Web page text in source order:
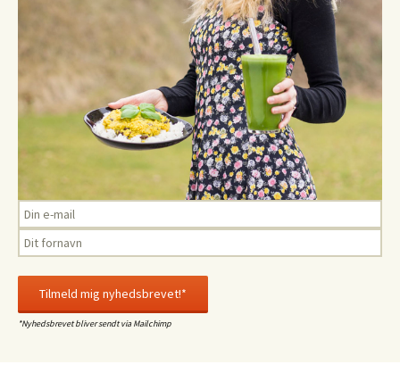
*Nyhedsbrevet bliver sendt via Mailchimp